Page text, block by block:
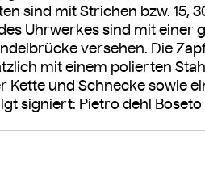
sind mit Strichen bzw. 15,
Uhrwerkes sind mit einer
versehen. Die
mit einem polierten
und Schnecke sowie
signiert: Pietro dehl Boseto